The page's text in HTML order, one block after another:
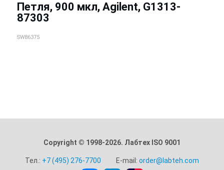
Петля, 900 мкл, Agilent, G1313-
87303
SW86375
Copyright © 1998-2026. Лабтех ISO 9001
Тел.: +7 (495) 276-7700 E-mail: order@labteh.com